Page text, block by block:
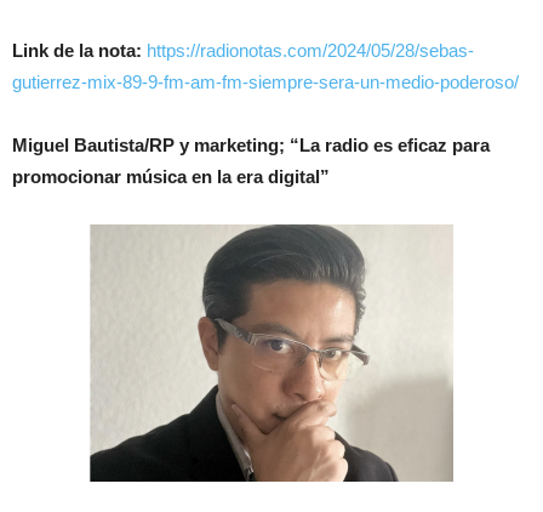
Link de la nota: https://radionotas.com/2024/05/28/sebas-
gutierrez-mix-89-9-fm-am-fm-siempre-sera-un-medio-poderoso/
Miguel Bautista/RP y marketing; “La radio es eficaz para
promocionar música en la era digital”